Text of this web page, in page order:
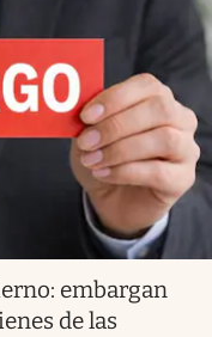
embargan
de las